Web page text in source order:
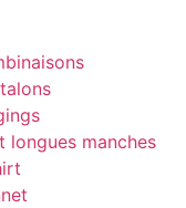
longues manches